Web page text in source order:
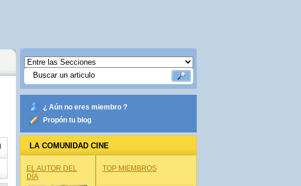
¿ Aún no eres miembro ?
Propón tu blog
LA COMUNIDAD CINE
EL AUTOR DEL
DÍA
TOP MIEMBROS